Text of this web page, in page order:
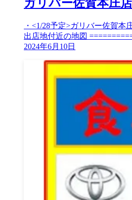
ガリバー佐賀本庄
・<1/28予定>ガリバー佐賀
出店地付近の地図
2024年6月10日